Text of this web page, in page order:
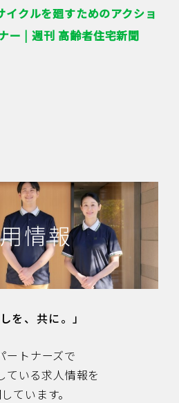
イクルを廻すためのアクショ
ー | 週刊 高齢者住宅新聞
情報
を、共に。」
ートナーズで
ている求人情報を
ています。